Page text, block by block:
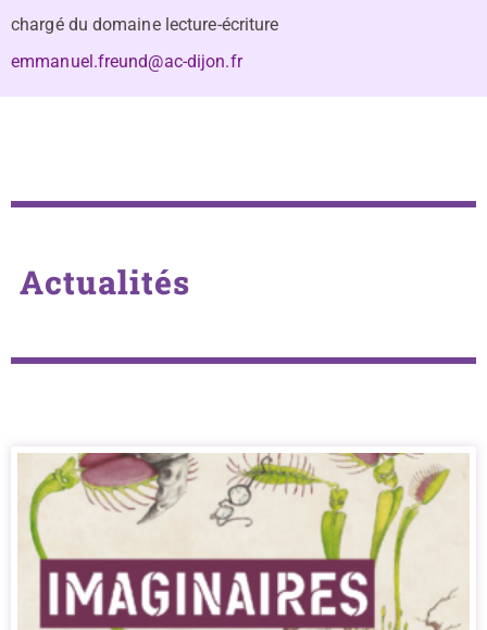
chargé du domaine lecture-écriture
emmanuel.freund@ac-dijon.fr
Actualités